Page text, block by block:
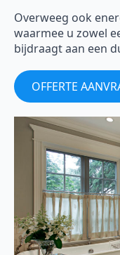
Overweeg ook
waarmee u zowel
bijdraagt aan een
OFFERTE